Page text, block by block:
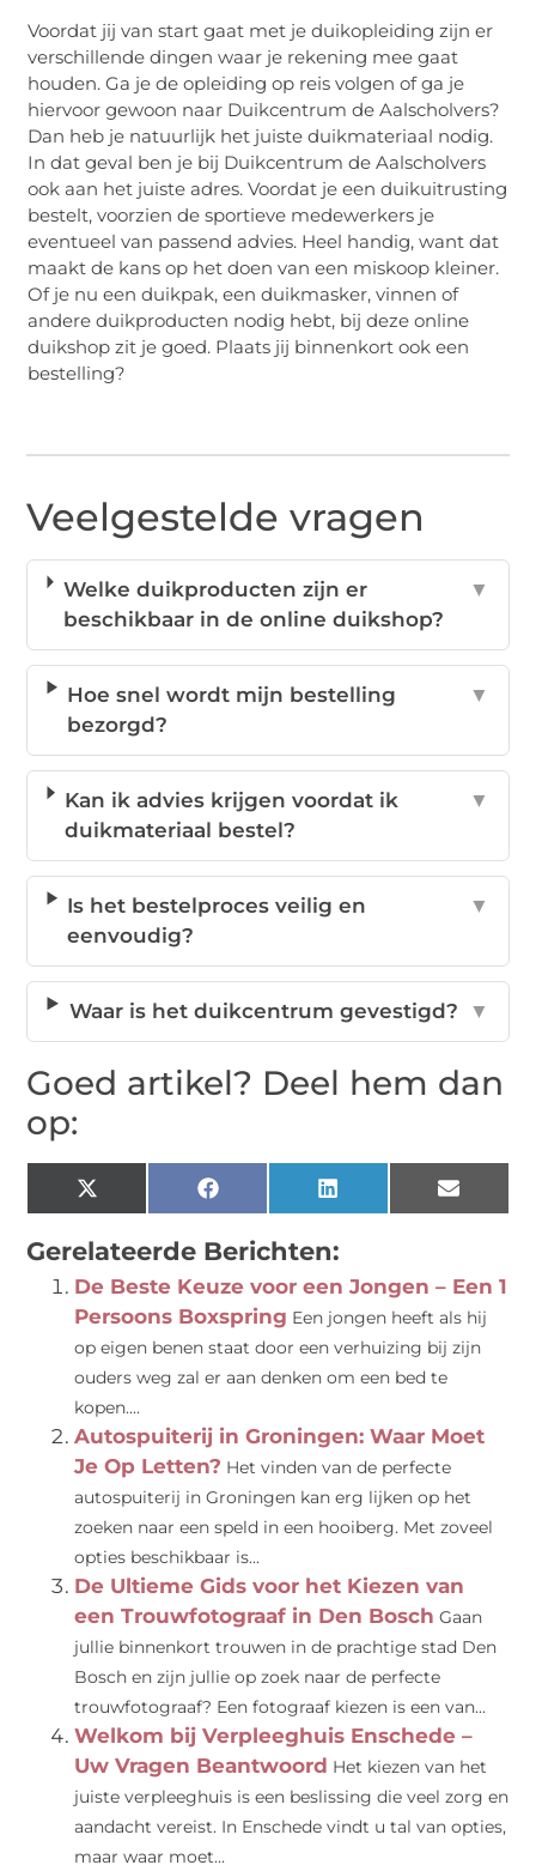
Voordat jij van start gaat met je duikopleiding zijn er
verschillende dingen waar je rekening mee gaat
houden. Ga je de opleiding op reis volgen of ga je
hiervoor gewoon naar Duikcentrum de Aalscholvers?
Dan heb je natuurlijk het juiste duikmateriaal nodig.
In dat geval ben je bij Duikcentrum de Aalscholvers
ook aan het juiste adres. Voordat je een duikuitrusting
bestelt, voorzien de sportieve medewerkers je
eventueel van passend advies. Heel handig, want dat
maakt de kans op het doen van een miskoop kleiner.
Of je nu een duikpak, een duikmasker, vinnen of
andere duikproducten nodig hebt, bij deze online
duikshop zit je goed. Plaats jij binnenkort ook een
bestelling?
Veelgestelde vragen
Welke duikproducten zijn er
beschikbaar in de online duikshop?
▼
Hoe snel wordt mijn bestelling
bezorgd?
▼
Kan ik advies krijgen voordat ik
duikmateriaal bestel?
▼
Is het bestelproces veilig en
eenvoudig?
▼
Waar is het duikcentrum gevestigd? ▼
Goed artikel? Deel hem dan
op:
X
(Twitter)
Facebook LinkedIn Email
Gerelateerde Berichten:
De Beste Keuze voor een Jongen – Een 1
Persoons Boxspring Een jongen heeft als hij
op eigen benen staat door een verhuizing bij zijn
ouders weg zal er aan denken om een bed te
kopen....
Autospuiterij in Groningen: Waar Moet
Je Op Letten? Het vinden van de perfecte
autospuiterij in Groningen kan erg lijken op het
zoeken naar een speld in een hooiberg. Met zoveel
opties beschikbaar is...
De Ultieme Gids voor het Kiezen van
een Trouwfotograaf in Den Bosch Gaan
jullie binnenkort trouwen in de prachtige stad Den
Bosch en zijn jullie op zoek naar de perfecte
trouwfotograaf? Een fotograaf kiezen is een van...
Welkom bij Verpleeghuis Enschede –
Uw Vragen Beantwoord Het kiezen van het
juiste verpleeghuis is een beslissing die veel zorg en
aandacht vereist. In Enschede vindt u tal van opties,
maar waar moet...